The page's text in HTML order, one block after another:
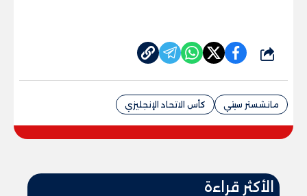
شارك
مانشستر سيتي كأس الاتحاد الإنجليزي
الأكثر قراءة